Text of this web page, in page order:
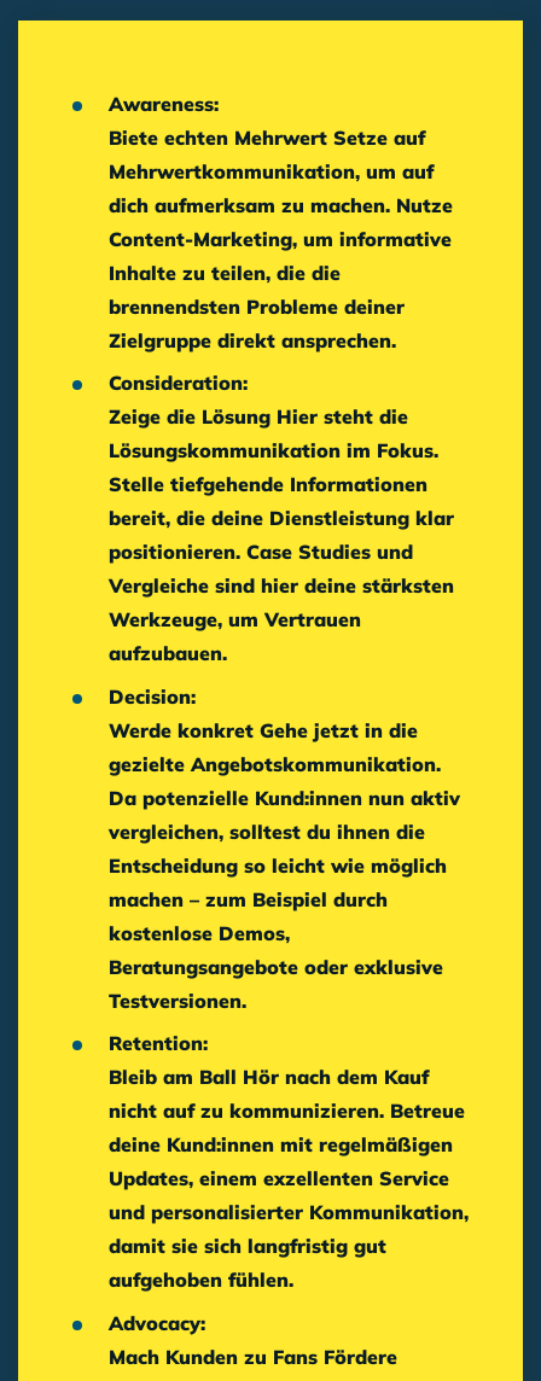
Awareness:
Biete echten Mehrwert Setze auf
Mehrwertkommunikation, um auf
dich aufmerksam zu machen. Nutze
Content-Marketing, um informative
Inhalte zu teilen, die die
brennendsten Probleme deiner
Zielgruppe direkt ansprechen.
Consideration:
Zeige die Lösung Hier steht die
Lösungskommunikation im Fokus.
Stelle tiefgehende Informationen
bereit, die deine Dienstleistung klar
positionieren. Case Studies und
Vergleiche sind hier deine stärksten
Werkzeuge, um Vertrauen
aufzubauen.
Decision:
Werde konkret Gehe jetzt in die
gezielte Angebotskommunikation.
Da potenzielle Kund:innen nun aktiv
vergleichen, solltest du ihnen die
Entscheidung so leicht wie möglich
machen – zum Beispiel durch
kostenlose Demos,
Beratungsangebote oder exklusive
Testversionen.
Retention:
Bleib am Ball Hör nach dem Kauf
nicht auf zu kommunizieren. Betreue
deine Kund:innen mit regelmäßigen
Updates, einem exzellenten Service
und personalisierter Kommunikation,
damit sie sich langfristig gut
aufgehoben fühlen.
Advocacy:
Mach Kunden zu Fans Fördere